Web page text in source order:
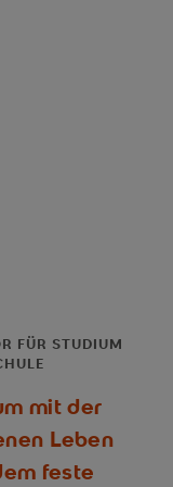
mit der
Leben
feste
FÜR STUDIUM